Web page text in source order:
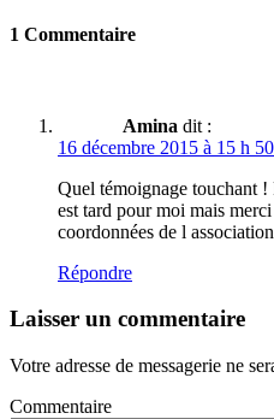
1 Commentaire
Amina dit :
16 décembre 2015 à 15 h
Quel témoignage touchant !
est tard pour moi mais
coordonnées de l
Répondre
Laisser un commentaire
Votre adresse de messagerie ne
Commentaire